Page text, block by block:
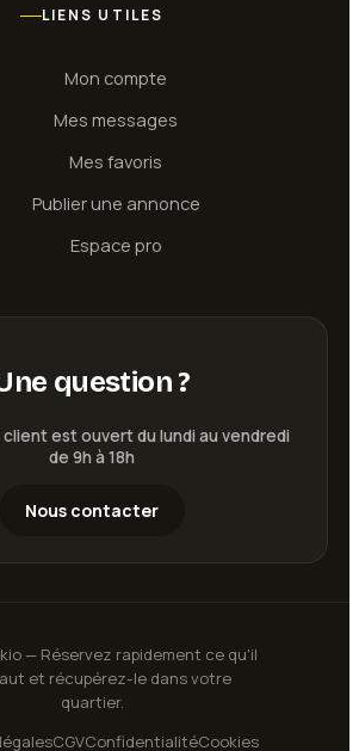
LIENS UTILES
Mon compte
Mes messages
Mes favoris
Publier une annonce
Espace pro
question ?
est ouvert du lundi au vendredi
de 9h à 18h
Nous contacter
— Réservez rapidement ce qu'il
et récupérez-le dans votre
quartier.
CGVConfidentialitéCookies